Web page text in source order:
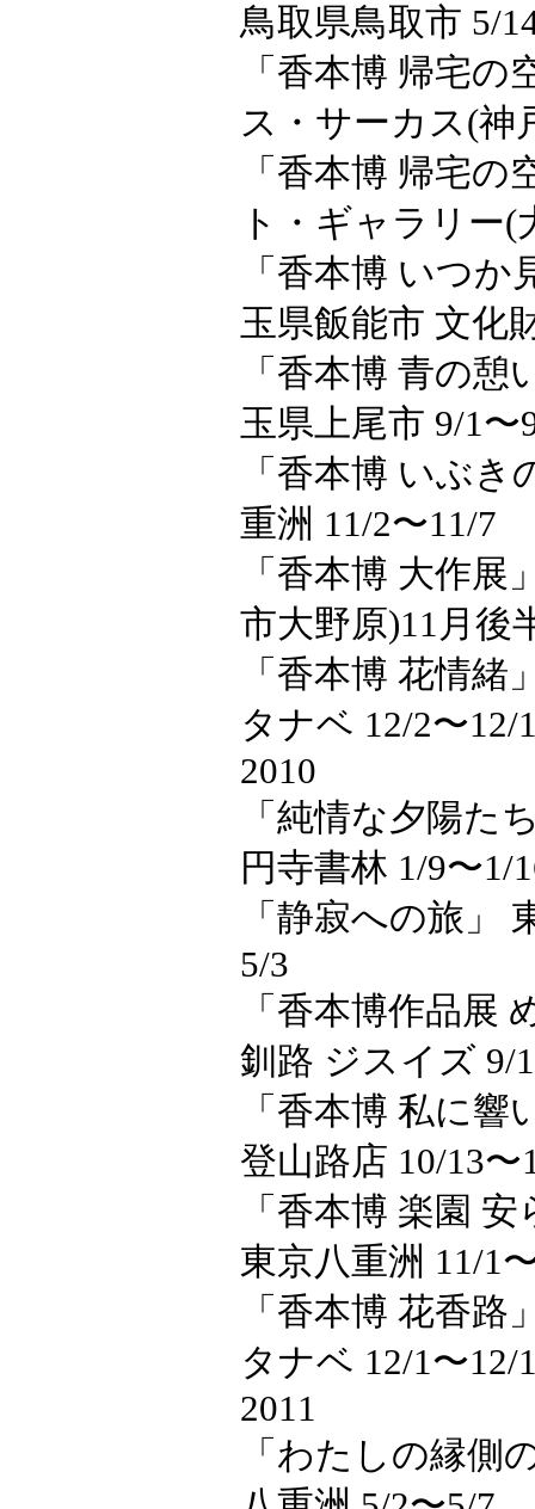
鳥取県鳥取市 5/
「香本博 帰宅
ス・サーカス(神
「香本博 帰宅
ト・ギャラリー(
「香本博 いつ
玉県飯能市 文化
「香本博 青の
玉県上尾市 9/1〜
「香本博 いぶ
重洲 11/2〜11/7
「香本博 大作
市大野原)11月後
「香本博 花情
タナベ 12/2〜12/
2010
「純情な夕陽た
円寺書林 1/9〜1/
「静寂への旅」
5/3
「香本博作品展
釧路 ジスイズ 9/
「香本博 私に
登山路店 10/13〜
「香本博 楽園
東京八重洲 11/1
「香本博 花香
タナベ 12/1〜12/
2011
「わたしの縁側